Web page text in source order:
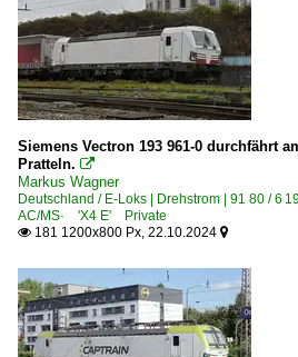
Siemens Vectron 193 961-0 durchfährt
Pratteln. 
Markus Wagner
Deutschland / E-Loks | Drehstrom | 91 80 / 6
AC/MS· 'X4 E' Private
 181 1200x800 Px, 22.10.2024 